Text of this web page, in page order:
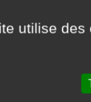
qualité ...
utilise des